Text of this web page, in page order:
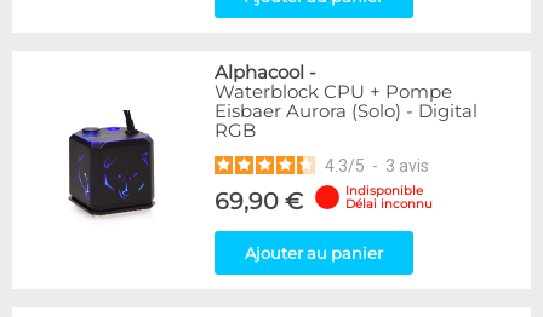
Alphacool -
Waterblock CPU + Pompe
Eisbaer Aurora (Solo) - Digital
RGB
4.3/5 - 3 avis
69,90 €
Indisponible
Délai inconnu
Ajouter au panier